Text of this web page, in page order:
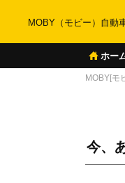
MOBY（モビー）自動
ホー
MOBY[モ
今、